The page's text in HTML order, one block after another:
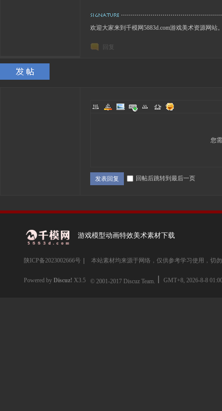
欢迎大家来到千模网5883d.com游戏美术资源网站
回复
您
发表回复 回帖后跳转到最后一页
游戏模型动画特效美术素材下载
陕ICP备2023002666号 本站素材均来源于网络，仅供参考学习使用，切
Powered by Discuz! X3.5 © 2001-2017 Discuz Team. GMT+8, 2026-8-8